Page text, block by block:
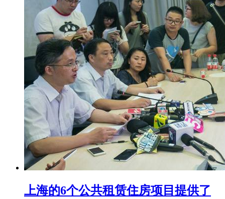
上海的6个公共租赁住房项目提供了